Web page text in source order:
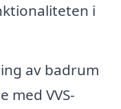
i
av badrum
med VVS-